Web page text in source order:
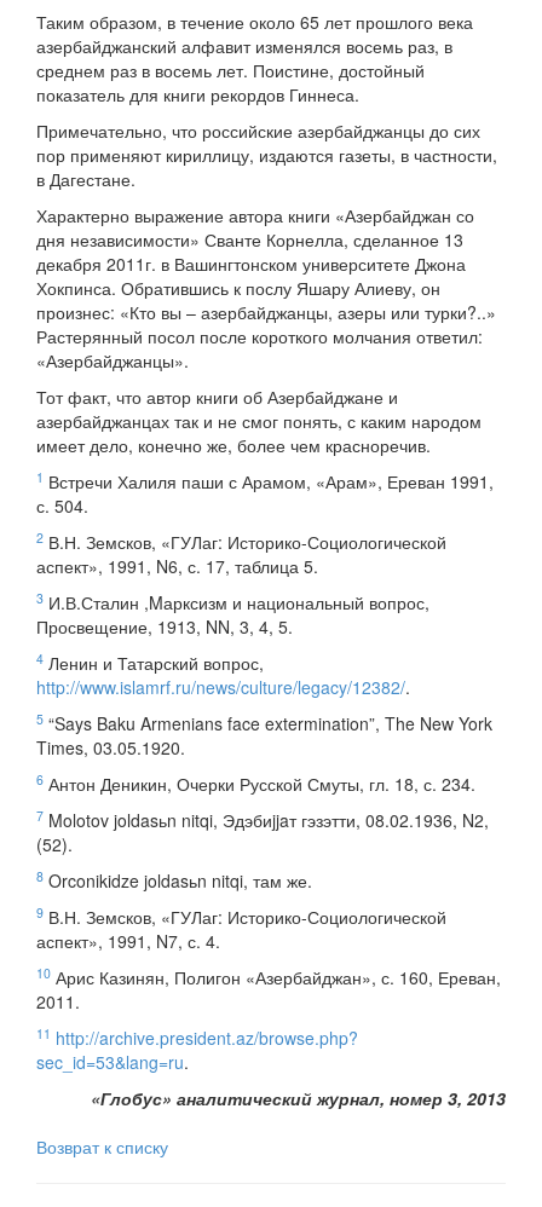
Таким образом, в течение около 65 лет прошлого века
азербайджанский алфавит изменялся восемь раз, в
среднем раз в восемь лет. Поистине, достойный
показатель для книги рекордов Гиннеса.
Примечательно, что российские азербайджанцы до сих
пор применяют кириллицу, издаются газеты, в частности,
в Дагестане.
Характерно выражение автора книги «Азербайджан со
дня независимости» Сванте Корнелла, сделанное 13
декабря 2011г. в Вашингтонском университете Джона
Хокпинса. Обратившись к послу Яшару Алиеву, он
произнес: «Кто вы – азербайджанцы, азеры или турки?..»
Растерянный посол после короткого молчания ответил:
«Азербайджанцы».
Тот факт, что автор книги об Азербайджане и
азербайджанцах так и не смог понять, с каким народом
имеет дело, конечно же, более чем красноречив.
1 Встречи Халиля паши с Арамом, «Арам», Ереван 1991,
с. 504.
2 В.Н. Земсков, «ГУЛаг: Историко-Социологической
аспект», 1991, N6, с. 17, таблица 5.
3 И.В.Сталин ,Mарксизм и национальный вопрос,
Просвещение, 1913, NN, 3, 4, 5.
4 Ленин и Татарский вопрос,
http://www.islamrf.ru/news/culture/legacy/12382/.
5 “Says Baku Armenians face extermination”, The New York
Times, 03.05.1920.
6 Антон Деникин, Очерки Русской Смуты, гл. 18, с. 234.
7 Molotov joldasьn nitqi, Эдэбиjjaт гэзэтти, 08.02.1936, N2,
(52).
8 Orconikidze joldasьn nitqi, там же.
9 В.Н. Земсков, «ГУЛаг: Историко-Социологической
аспект», 1991, N7, с. 4.
10 Арис Казинян, Полигон «Азербайджан», с. 160, Ереван,
2011.
11 http://archive.president.az/browse.php?
sec_id=53&lang=ru.
«Глобус» аналитический журнал, номер 3, 2013
Возврат к списку